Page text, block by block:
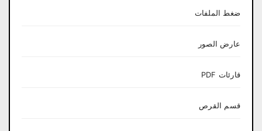
ضغط الملفات
عارض الصور
قارئات PDF
قسم القرص